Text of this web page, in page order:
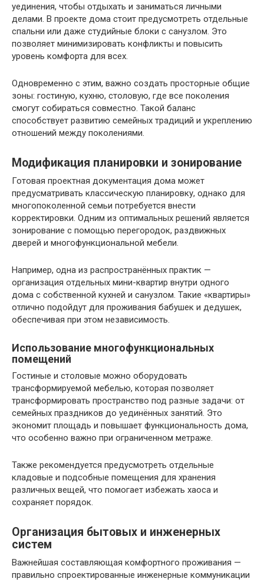
уединения, чтобы отдыхать и заниматься личными
делами. В проекте дома стоит предусмотреть отдельные
спальни или даже студийные блоки с санузлом. Это
позволяет минимизировать конфликты и повысить
уровень комфорта для всех.
Одновременно с этим, важно создать просторные общие
зоны: гостиную, кухню, столовую, где все поколения
смогут собираться совместно. Такой баланс
способствует развитию семейных традиций и укреплению
отношений между поколениями.
Модификация планировки и зонирование
Готовая проектная документация дома может
предусматривать классическую планировку, однако для
многопоколенной семьи потребуется внести
корректировки. Одним из оптимальных решений является
зонирование с помощью перегородок, раздвижных
дверей и многофункциональной мебели.
Например, одна из распространённых практик —
организация отдельных мини-квартир внутри одного
дома с собственной кухней и санузлом. Такие «квартиры»
отлично подойдут для проживания бабушек и дедушек,
обеспечивая при этом независимость.
Использование многофункциональных
помещений
Гостиные и столовые можно оборудовать
трансформируемой мебелью, которая позволяет
трансформировать пространство под разные задачи: от
семейных праздников до уединённых занятий. Это
экономит площадь и повышает функциональность дома,
что особенно важно при ограниченном метраже.
Также рекомендуется предусмотреть отдельные
кладовые и подсобные помещения для хранения
различных вещей, что помогает избежать хаоса и
сохраняет порядок.
Организация бытовых и инженерных
систем
Важнейшая составляющая комфортного проживания —
правильно спроектированные инженерные коммуникации